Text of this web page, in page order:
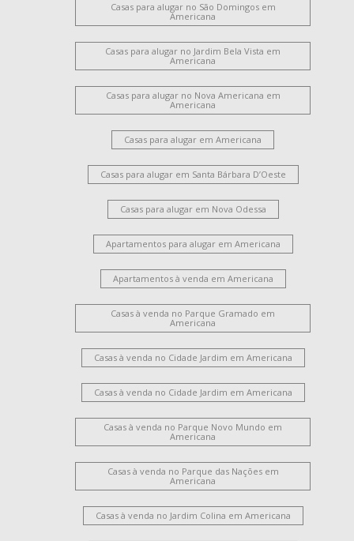
Casas para alugar no São Domingos em
Americana
Casas para alugar no Jardim Bela Vista em
Americana
Casas para alugar no Nova Americana em
Americana
Casas para alugar em Americana
Casas para alugar em Santa Bárbara D’Oeste
Casas para alugar em Nova Odessa
Apartamentos para alugar em Americana
Apartamentos à venda em Americana
Casas à venda no Parque Gramado em
Americana
Casas à venda no Cidade Jardim em Americana
Casas à venda no Cidade Jardim em Americana
Casas à venda no Parque Novo Mundo em
Americana
Casas à venda no Parque das Nações em
Americana
Casas à venda no Jardim Colina em Americana